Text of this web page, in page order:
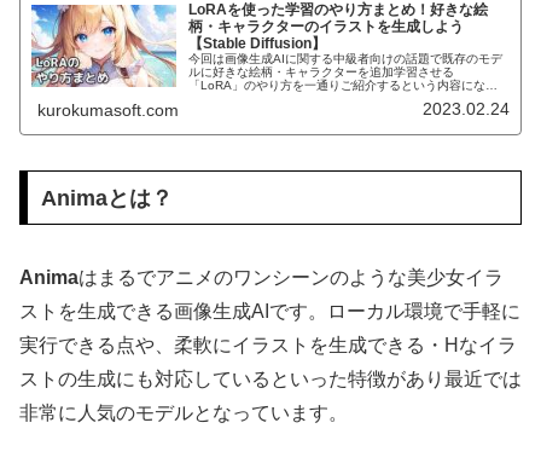
LoRAを使った学習のやり方まとめ！好きな絵
柄・キャラクターのイラストを生成しよう
【Stable Diffusion】
今回は画像生成AIに関する中級者向けの話題で既存のモデ
ルに好きな絵柄・キャラクターを追加学習させる
「LoRA」のやり方を一通りご紹介するという内容になっ
kurokumasoft.com 2023.02.24
Animaとは？
Animaはまるでアニメのワンシーンのような美少女イラ
ストを生成できる画像生成AIです。ローカル環境で手軽に
実行できる点や、柔軟にイラストを生成できる・Hなイラ
ストの生成にも対応しているといった特徴があり最近では
非常に人気のモデルとなっています。